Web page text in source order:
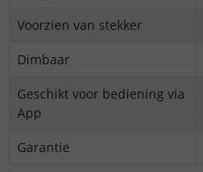
Voorzien van stekker
Dimbaar
Geschikt voor bediening via
App
Garantie